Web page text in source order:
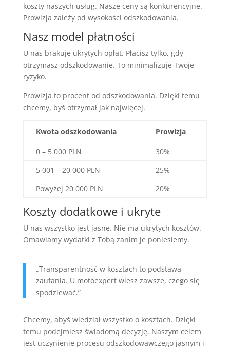
koszty naszych usług. Nasze ceny są konkurencyjne.
Prowizja zależy od wysokości odszkodowania.
Nasz model płatności
U nas brakuje ukrytych opłat. Płacisz tylko, gdy
otrzymasz odszkodowanie. To minimalizuje Twoje
ryzyko.
Prowizja to procent od odszkodowania. Dzięki temu
chcemy, byś otrzymał jak najwięcej.
Kwota odszkodowania Prowizja
0 – 5 000 PLN
30%
5 001 – 20 000 PLN
25%
Powyżej 20 000 PLN
20%
Koszty dodatkowe i ukryte
U nas wszystko jest jasne. Nie ma ukrytych kosztów.
Omawiamy wydatki z Tobą zanim je poniesiemy.
„Transparentność w kosztach to podstawa
zaufania. U motoexpert wiesz zawsze, czego się
spodziewać.”
Chcemy, abyś wiedział wszystko o kosztach. Dzięki
temu podejmiesz świadomą decyzję. Naszym celem
jest uczynienie procesu odszkodowawczego jasnym i